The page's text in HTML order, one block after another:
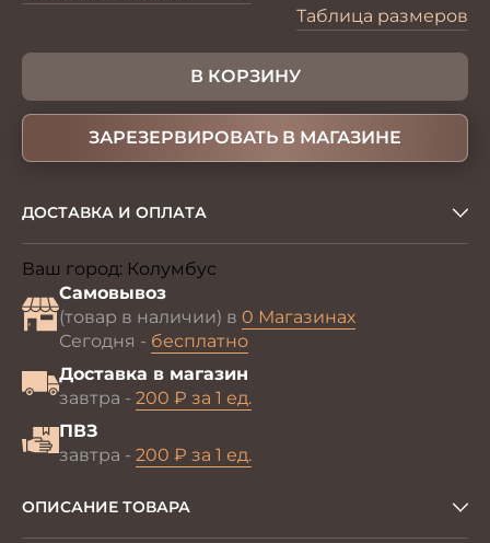
Таблица размеров
В КОРЗИНУ
ЗАРЕЗЕРВИРОВАТЬ В МАГАЗИНЕ
ДОСТАВКА И ОПЛАТА
Ваш город: Колумбус
Самовывоз
(товар в наличии) в 0 Магазинах
Сегодня - бесплатно
Доставка в магазин
завтра - 200 ₽ за 1 ед.
ПВЗ
завтра - 200 ₽ за 1 ед.
ОПИСАНИЕ ТОВАРА